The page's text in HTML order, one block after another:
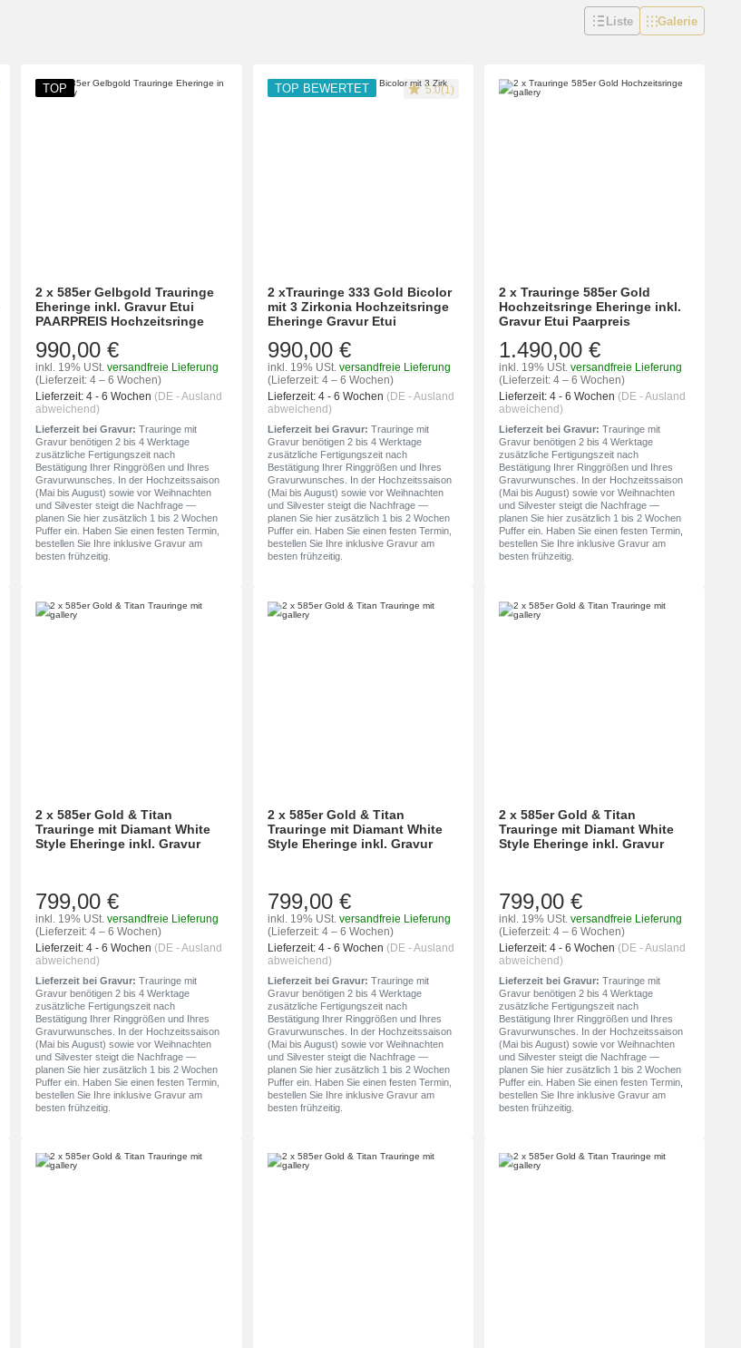
Liste Galerie
TOP
2 x 585er Gelbgold Trauringe
Eheringe inkl. Gravur Etui
PAARPREIS Hochzeitsringe
990,00 €
inkl. 19% USt. versandfreie Lieferung
(Lieferzeit: 4 – 6 Wochen)
Lieferzeit: 4 - 6 Wochen (DE - Ausland
abweichend)
Lieferzeit bei Gravur: Trauringe mit
Gravur benötigen 2 bis 4 Werktage
zusätzliche Fertigungszeit nach
Bestätigung Ihrer Ringgrößen und Ihres
Gravurwunsches. In der Hochzeitssaison
(Mai bis August) sowie vor Weihnachten
und Silvester steigt die Nachfrage —
planen Sie hier zusätzlich 1 bis 2 Wochen
Puffer ein. Haben Sie einen festen Termin,
bestellen Sie Ihre inklusive Gravur am
besten frühzeitig.
TOP BEWERTET 5.0(1)
2 xTrauringe 333 Gold Bicolor
mit 3 Zirkonia Hochzeitsringe
Eheringe Gravur Etui
990,00 €
inkl. 19% USt. versandfreie Lieferung
(Lieferzeit: 4 – 6 Wochen)
Lieferzeit: 4 - 6 Wochen (DE - Ausland
abweichend)
Lieferzeit bei Gravur: Trauringe mit
Gravur benötigen 2 bis 4 Werktage
zusätzliche Fertigungszeit nach
Bestätigung Ihrer Ringgrößen und Ihres
Gravurwunsches. In der Hochzeitssaison
(Mai bis August) sowie vor Weihnachten
und Silvester steigt die Nachfrage —
planen Sie hier zusätzlich 1 bis 2 Wochen
Puffer ein. Haben Sie einen festen Termin,
bestellen Sie Ihre inklusive Gravur am
besten frühzeitig.
2 x Trauringe 585er Gold
Hochzeitsringe Eheringe inkl.
Gravur Etui Paarpreis
1.490,00 €
inkl. 19% USt. versandfreie Lieferung
(Lieferzeit: 4 – 6 Wochen)
Lieferzeit: 4 - 6 Wochen (DE - Ausland
abweichend)
Lieferzeit bei Gravur: Trauringe mit
Gravur benötigen 2 bis 4 Werktage
zusätzliche Fertigungszeit nach
Bestätigung Ihrer Ringgrößen und Ihres
Gravurwunsches. In der Hochzeitssaison
(Mai bis August) sowie vor Weihnachten
und Silvester steigt die Nachfrage —
planen Sie hier zusätzlich 1 bis 2 Wochen
Puffer ein. Haben Sie einen festen Termin,
bestellen Sie Ihre inklusive Gravur am
besten frühzeitig.
2 x 585er Gold & Titan
Trauringe mit Diamant White
Style Eheringe inkl. Gravur
799,00 €
inkl. 19% USt. versandfreie Lieferung
(Lieferzeit: 4 – 6 Wochen)
Lieferzeit: 4 - 6 Wochen (DE - Ausland
abweichend)
Lieferzeit bei Gravur: Trauringe mit
Gravur benötigen 2 bis 4 Werktage
zusätzliche Fertigungszeit nach
Bestätigung Ihrer Ringgrößen und Ihres
Gravurwunsches. In der Hochzeitssaison
(Mai bis August) sowie vor Weihnachten
und Silvester steigt die Nachfrage —
planen Sie hier zusätzlich 1 bis 2 Wochen
Puffer ein. Haben Sie einen festen Termin,
bestellen Sie Ihre inklusive Gravur am
besten frühzeitig.
2 x 585er Gold & Titan
Trauringe mit Diamant White
Style Eheringe inkl. Gravur
799,00 €
inkl. 19% USt. versandfreie Lieferung
(Lieferzeit: 4 – 6 Wochen)
Lieferzeit: 4 - 6 Wochen (DE - Ausland
abweichend)
Lieferzeit bei Gravur: Trauringe mit
Gravur benötigen 2 bis 4 Werktage
zusätzliche Fertigungszeit nach
Bestätigung Ihrer Ringgrößen und Ihres
Gravurwunsches. In der Hochzeitssaison
(Mai bis August) sowie vor Weihnachten
und Silvester steigt die Nachfrage —
planen Sie hier zusätzlich 1 bis 2 Wochen
Puffer ein. Haben Sie einen festen Termin,
bestellen Sie Ihre inklusive Gravur am
besten frühzeitig.
2 x 585er Gold & Titan
Trauringe mit Diamant White
Style Eheringe inkl. Gravur
799,00 €
inkl. 19% USt. versandfreie Lieferung
(Lieferzeit: 4 – 6 Wochen)
Lieferzeit: 4 - 6 Wochen (DE - Ausland
abweichend)
Lieferzeit bei Gravur: Trauringe mit
Gravur benötigen 2 bis 4 Werktage
zusätzliche Fertigungszeit nach
Bestätigung Ihrer Ringgrößen und Ihres
Gravurwunsches. In der Hochzeitssaison
(Mai bis August) sowie vor Weihnachten
und Silvester steigt die Nachfrage —
planen Sie hier zusätzlich 1 bis 2 Wochen
Puffer ein. Haben Sie einen festen Termin,
bestellen Sie Ihre inklusive Gravur am
besten frühzeitig.